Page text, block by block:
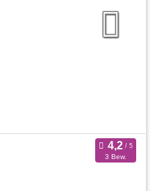
3 Bew.